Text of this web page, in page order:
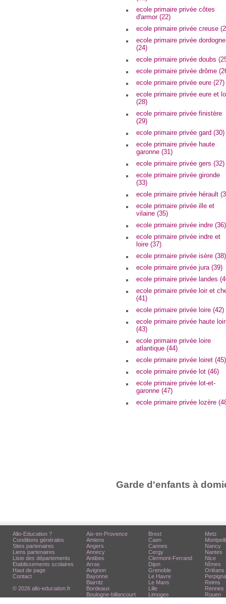
ecole primaire privée côtes
d'armor (22)
ecole primaire privée creuse
ecole primaire privée dordogne
(24)
ecole primaire privée doubs
ecole primaire privée drôme
ecole primaire privée eure (27)
ecole primaire privée eure et
(28)
ecole primaire privée finistère
(29)
ecole primaire privée gard (30)
ecole primaire privée haute
garonne (31)
ecole primaire privée gers (32)
ecole primaire privée gironde
(33)
ecole primaire privée hérault
ecole primaire privée ille et
vilaine (35)
ecole primaire privée indre (36)
ecole primaire privée indre et
loire (37)
ecole primaire privée isère (38)
ecole primaire privée jura (39)
ecole primaire privée landes
ecole primaire privée loir et
(41)
ecole primaire privée loire (42)
ecole primaire privée haute
(43)
ecole primaire privée loire
atlantique (44)
ecole primaire privée loiret (45)
ecole primaire privée lot (46)
ecole primaire privée lot-et-
garonne (47)
ecole primaire privée lozère
Garde d'enfants à
Allo-Education ?
Conditions générales
Sites partenaires
Liens partenaires
Liste des départements
Etablissements scolaires
Haut de page
Contact
© 2026 allo-education.fr
Aix-en-Provence
Amiens
Angers
Annecy
Antibes
Arras
Avignon
Bayonne
Biarritz
Bordeaux
Boulogne-billancourt
Brest
Caen
Cannes
Cergy
Clermont-Ferrand
Dijon
Grenoble
Le Havre
Le Mans
Lille
Limoges
Metz
Nancy
Nantes
Nice
Nîmes
Orléans
Reims
Rennes
Rouen